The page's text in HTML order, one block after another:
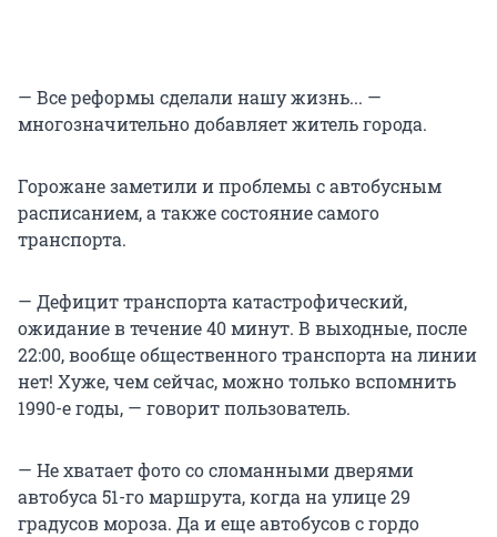
— Все реформы сделали нашу жизнь... —
многозначительно добавляет житель города.
Горожане заметили и проблемы с автобусным
расписанием, а также состояние самого
транспорта.
— Дефицит транспорта катастрофический,
ожидание в течение 40 минут. В выходные, после
22:00, вообще общественного транспорта на линии
нет! Хуже, чем сейчас, можно только вспомнить
1990-е годы, — говорит пользователь.
— Не хватает фото со сломанными дверями
автобуса 51-го маршрута, когда на улице 29
градусов мороза. Да и еще автобусов с гордо